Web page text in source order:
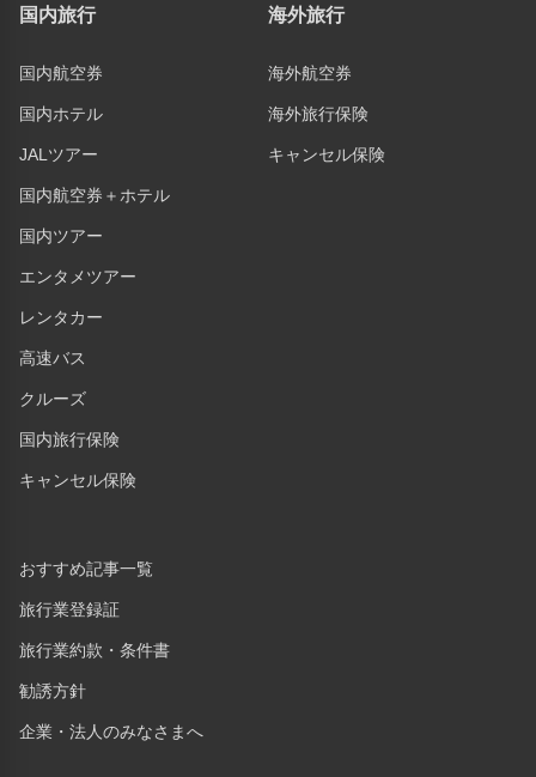
国内旅行
国内航空券
国内ホテル
JALツアー
国内航空券＋ホテル
国内ツアー
エンタメツアー
レンタカー
高速バス
クルーズ
国内旅行保険
キャンセル保険
海外旅行
海外航空券
海外旅行保険
キャンセル保険
おすすめ記事一覧
旅行業登録証
旅行業約款・条件書
勧誘方針
企業・法人のみなさまへ